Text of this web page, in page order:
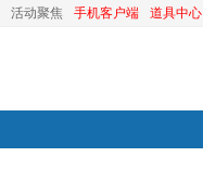
活动聚焦 手机客户端 道具中心